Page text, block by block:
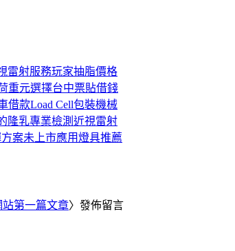
雷射服務玩家抽脂價格
重元選擇台中票貼借錢
借款Load Cell包裝機械
隆乳專業檢測近視雷射
案未上市應用燈具推薦
站第一篇文章〉發佈留言